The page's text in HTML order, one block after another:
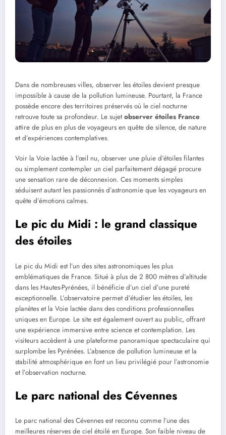
Dans de nombreuses villes, observer les étoiles devient presque
impossible à cause de la pollution lumineuse. Pourtant, la France
possède encore des territoires préservés où le ciel nocturne
retrouve toute sa profondeur. Le sujetobserver étoiles France
attire de plus en plus de voyageurs en quête de silence, de nature
et d’expériences contemplatives.
Voir la Voie lactée à l’œil nu, observer une pluie d’étoiles filantes
ou simplement contempler un ciel parfaitement dégagé procure
une sensation rare de déconnexion. Ces moments simples
séduisent autant les passionnés d’astronomie que les voyageurs en
quête d’émotions calmes.
Le pic du Midi : le grand classique
des étoiles
Le pic du Midi est l’un des sites astronomiques les plus
emblématiques de France. Situé à plus de 2 800 mètres d’altitude
dans les Hautes-Pyrénées, il bénéficie d’un ciel d’une pureté
exceptionnelle. L’observatoire permet d’étudier les étoiles, les
planètes et la Voie lactée dans des conditions professionnelles
uniques en Europe. Le site est également ouvert au public, offrant
une expérience immersive entre science et contemplation. Les
visiteurs accèdent à une plateforme panoramique spectaculaire qui
surplombe les Pyrénées. L’absence de pollution lumineuse et la
stabilité atmosphérique en font un lieu privilégié pour l’astronomie
et l’observation nocturne.
Le parc national des Cévennes
Le parc national des Cévennes est reconnu comme l’une des
meilleures réserves de ciel étoilé en Europe. Son faible niveau de